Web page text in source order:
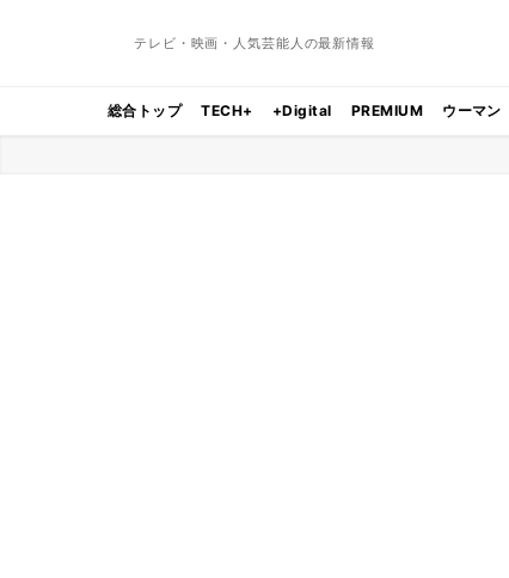
テレビ・映画・人気芸能人の最新情報
総合トップ TECH+ +Digital PREMIUM ウーマン